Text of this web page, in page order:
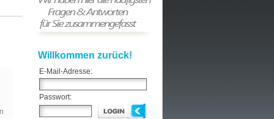
Willkommen zurück!
E-Mail-Adresse:
Passwort: